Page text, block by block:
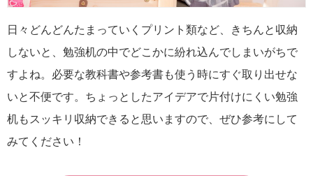
日々どんどんたまっていくプリント類など、きちんと収納
しないと、勉強机の中でどこかに紛れ込んでしまいがちで
すよね。必要な教科書や参考書も使う時にすぐ取り出せな
いと不便です。ちょっとしたアイデアで片付けにくい勉強
机もスッキリ収納できると思いますので、ぜひ参考にして
みてください！